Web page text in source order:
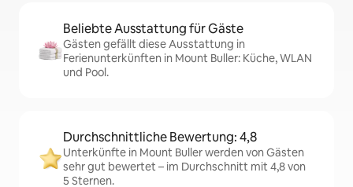
Beliebte Ausstattung für Gäste
Gästen gefällt diese Ausstattung in
Ferienunterkünften in Mount Buller: Küche, WLAN
und Pool.
Durchschnittliche Bewertung: 4,8
Unterkünfte in Mount Buller werden von Gästen
sehr gut bewertet – im Durchschnitt mit 4,8 von
5 Sternen.